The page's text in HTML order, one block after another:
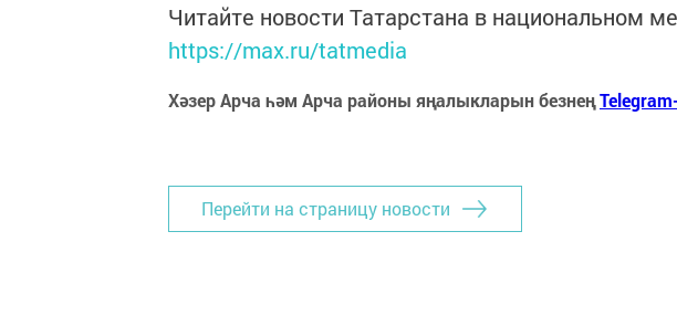
Читайте новости Татарстана в национальном
https://max.ru/tatmedia
Хәзер Арча һәм Арча районы яңалыкларын безнең
Перейти на страницу новости